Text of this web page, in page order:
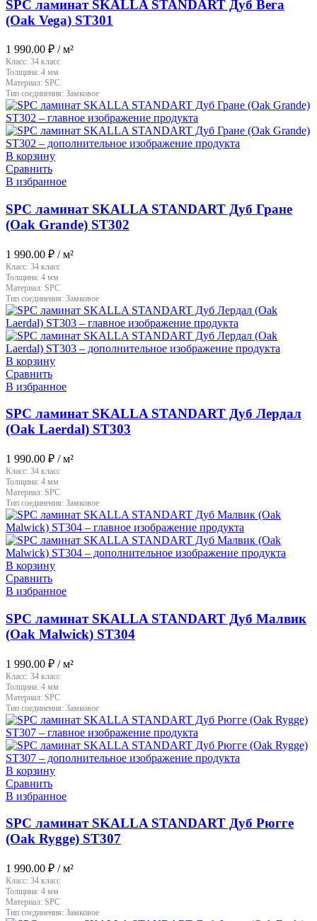
SPC ламинат SKALLA STANDART Дуб Вега
(Oak Vega) ST301
1 990.00 ₽ / м²
Класс: 34 класс
Толщина: 4 мм
Материал: SPC
Тип соединения: Замковое
В корзину
Сравнить
В избранное
SPC ламинат SKALLA STANDART Дуб Гране
(Oak Grande) ST302
1 990.00 ₽ / м²
Класс: 34 класс
Толщина: 4 мм
Материал: SPC
Тип соединения: Замковое
В корзину
Сравнить
В избранное
SPC ламинат SKALLA STANDART Дуб Лердал
(Oak Laerdal) ST303
1 990.00 ₽ / м²
Класс: 34 класс
Толщина: 4 мм
Материал: SPC
Тип соединения: Замковое
В корзину
Сравнить
В избранное
SPC ламинат SKALLA STANDART Дуб Малвик
(Oak Malwick) ST304
1 990.00 ₽ / м²
Класс: 34 класс
Толщина: 4 мм
Материал: SPC
Тип соединения: Замковое
В корзину
Сравнить
В избранное
SPC ламинат SKALLA STANDART Дуб Рюгге
(Oak Rygge) ST307
1 990.00 ₽ / м²
Класс: 34 класс
Толщина: 4 мм
Материал: SPC
Тип соединения: Замковое